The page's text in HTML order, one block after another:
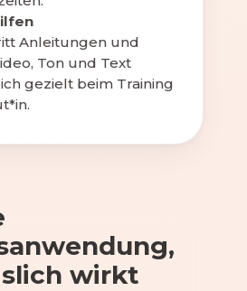
Anleitungen und
Ton und Text
gezielt beim Training
wirkt